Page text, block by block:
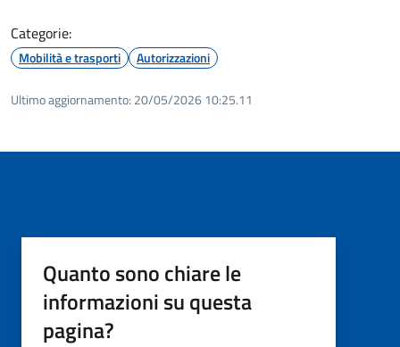
Categorie:
Mobilità e trasporti Autorizzazioni
Ultimo aggiornamento: 20/05/2026 10:25.11
Quanto sono chiare le
informazioni su questa
pagina?